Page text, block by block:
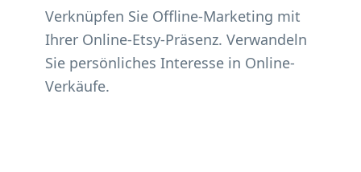
Verknüpfen Sie Offline-Marketing mit
Ihrer Online-Etsy-Präsenz. Verwandeln
Sie persönliches Interesse in Online-
Verkäufe.